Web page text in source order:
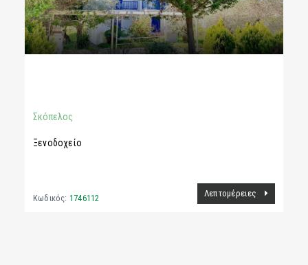
Σκόπελος
Ξενοδοχείο
Κωδικός: 1746112 Λεπτομέρειες